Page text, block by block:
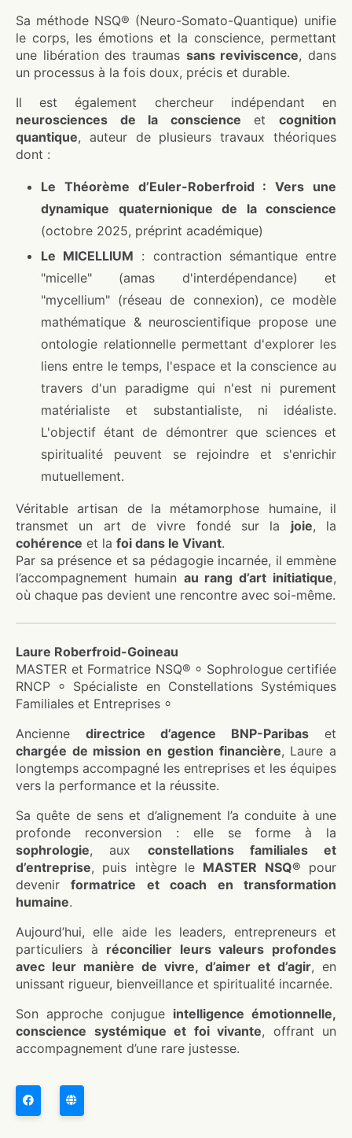
Sa méthode NSQ® (Neuro-Somato-Quantique) unifie
le corps, les émotions et la conscience, permettant
une libération des traumas sans reviviscence, dans
un processus à la fois doux, précis et durable.
Il est également chercheur indépendant en
neurosciences de la conscience etcognition
quantique, auteur de plusieurs travaux théoriques
dont :
Le Théorème d’Euler-Roberfroid : Vers une
dynamique quaternionique de la conscience
(octobre 2025, préprint académique)
Le MICELLIUM : contraction sémantique entre
"micelle" (amas d'interdépendance) et
"mycellium" (réseau de connexion), ce modèle
mathématique & neuroscientifique propose une
ontologie relationnelle permettant d'explorer les
liens entre le temps, l'espace et la conscience au
travers d'un paradigme qui n'est ni purement
matérialiste et substantialiste, ni idéaliste.
L'objectif étant de démontrer que sciences et
spiritualité peuvent se rejoindre et s'enrichir
mutuellement.
Véritable artisan de la métamorphose humaine, il
transmet un art de vivre fondé sur la joie, la
cohérence et la foi dans le Vivant.
Par sa présence et sa pédagogie incarnée, il emmène
l’accompagnement humain au rang d’art initiatique,
où chaque pas devient une rencontre avec soi-même.
Laure Roberfroid-Goineau
MASTER et Formatrice NSQ® ⸰ Sophrologue certifiée
RNCP ⸰ Spécialiste en Constellations Systémiques
Familiales et Entreprises ⸰
Ancienne directrice d’agence BNP-Paribas et
chargée de mission en gestion financière, Laure a
longtemps accompagné les entreprises et les équipes
vers la performance et la réussite.
Sa quête de sens et d’alignement l’a conduite à une
profonde reconversion : elle se forme à la
sophrologie, aux constellations familiales et
d’entreprise, puis intègre le MASTER NSQ® pour
devenirformatrice et coach en transformation
humaine.
Aujourd’hui, elle aide les leaders, entrepreneurs et
particuliers à réconcilier leurs valeurs profondes
avec leur manière de vivre, d’aimer et d’agir, en
unissant rigueur, bienveillance et spiritualité incarnée.
Son approche conjugue intelligence émotionnelle,
conscience systémique et foi vivante, offrant un
accompagnement d’une rare justesse.